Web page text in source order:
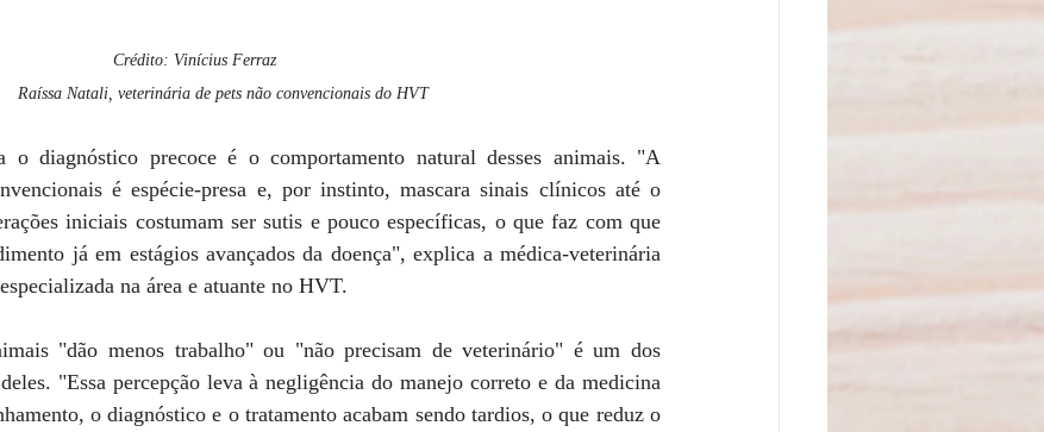
Crédito: Vinícius Ferraz
Raíssa Natali, veterinária de pets não convencionais do HVT
diagnóstico precoce é o comportamento natural desses animais. "A
é espécie-presa e, por instinto, mascara sinais clínicos até o
iniciais costumam ser sutis e pouco específicas, o que faz com que
já em estágios avançados da doença", explica a médica-veterinária
na área e atuante no HVT.
"dão menos trabalho" ou "não precisam de veterinário" é um dos
"Essa percepção leva à negligência do manejo correto e da medicina
o diagnóstico e o tratamento acabam sendo tardios, o que reduz o